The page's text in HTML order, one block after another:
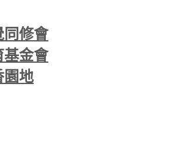
同修會
基金會
園地